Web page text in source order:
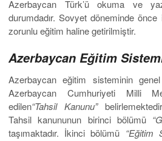
Azerbaycan Türk’ü okuma ve
durumdadır. Sovyet döneminde
zorunlu eğitim haline getirilmiştir.
Azerbaycan Eğitim
Azerbaycan eğitim sisteminin genel
Azerbaycan Cumhuriyeti Milli
edilen“Tahsil Kanunu”
Tahsil kanununun birinci bölümü
taşımaktadır. İkinci bölümü “Eğitim